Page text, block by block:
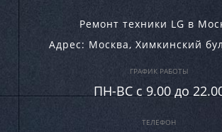
Ремонт техники LG в
Адрес: Москва, Химкинский
ГРАФИК РАБОТЫ
ПН-ВC c 9.00 до
ТЕЛЕФОН